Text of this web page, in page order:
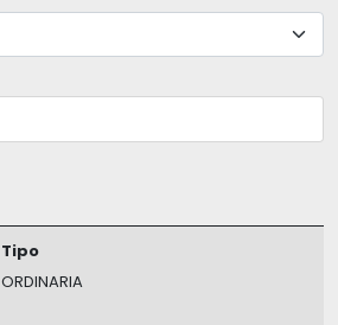
Tipo
ORDINARIA